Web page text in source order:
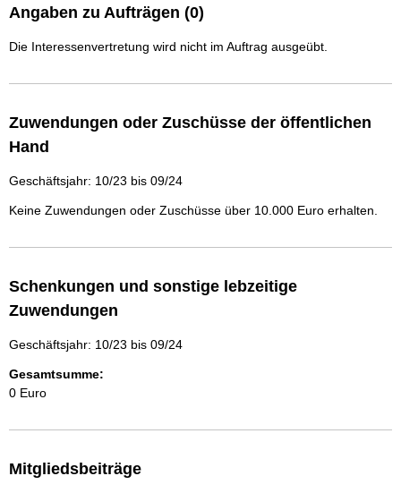
Angaben zu Aufträgen (0)
Die Interessenvertretung wird nicht im Auftrag ausgeübt.
Zuwendungen oder Zuschüsse der öffentlichen
Hand
Geschäftsjahr: 10/23 bis 09/24
Keine Zuwendungen oder Zuschüsse über 10.000 Euro erhalten.
Schenkungen und sonstige lebzeitige
Zuwendungen
Geschäftsjahr: 10/23 bis 09/24
Gesamtsumme:
0 Euro
Mitgliedsbeiträge